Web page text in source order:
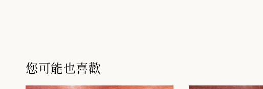
您可能也喜歡